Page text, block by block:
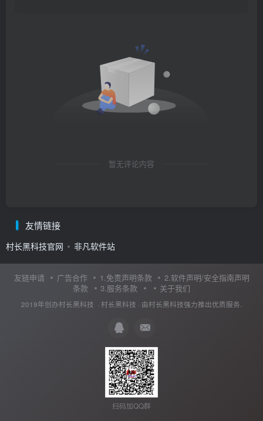
暂无评论内容
友情链接
村长黑科技官网 非凡软件站
友链申请 广告合作 1.免责声明条款
2.软件声明/安全指南声明
条款
3.服务条款 关于我们
2019年创办村长黑科技 · 村长黑科技 · 由村长黑科技强力推出优质服务.
扫码加QQ群